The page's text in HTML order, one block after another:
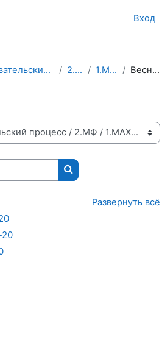
Вход
Преподавательский процесс 2.МФ 1.МАХП Весна-20
Поиск курса
Развернуть всё
20